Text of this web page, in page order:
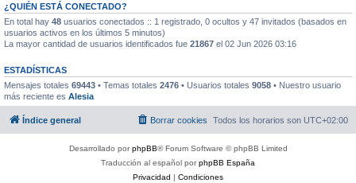
¿QUIÉN ESTÁ CONECTADO?
En total hay 48 usuarios conectados :: 1 registrado, 0 ocultos y 47 invitados (basados en
usuarios activos en los últimos 5 minutos)
La mayor cantidad de usuarios identificados fue 21867 el 02 Jun 2026 03:16
ESTADÍSTICAS
Mensajes totales 69443 • Temas totales 2476 • Usuarios totales 9058 • Nuestro usuario
más reciente es Alesia
Índice general Todos los horarios son UTC+02:00
Borrar cookies
Desarrollado porphpBB® Forum Software © phpBB Limited
Traducción al español porphpBB España
Privacidad | Condiciones